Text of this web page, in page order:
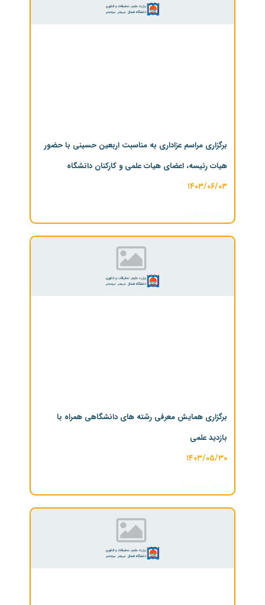
برگزاری مراسم عزاداری به مناسبت اربعین حسینی با حضور
هیات رئیسه، اعضای هیات علمی و کارکنان دانشگاه
۱۴۰۳/۰۶/۰۳
برگزاری همایش معرفی رشته های دانشگاهی همراه با
بازدید علمی
۱۴۰۳/۰۵/۳۰